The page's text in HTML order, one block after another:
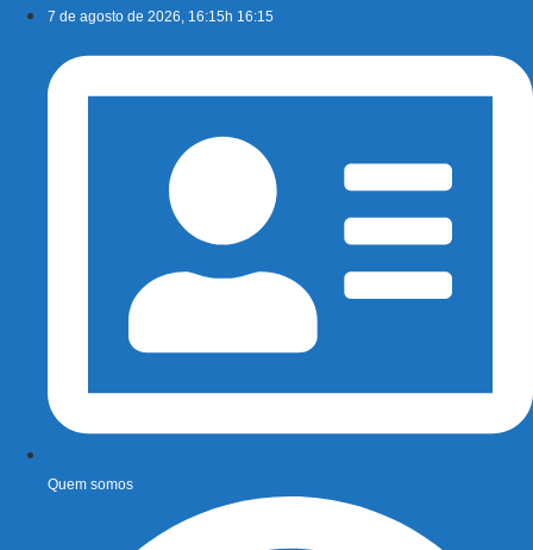
conteúdo
7 de agosto de 2026, 16:15h 16:15
Quem somos